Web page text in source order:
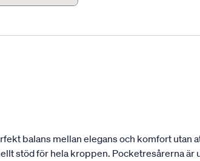
balans mellan elegans och komfort utan
stöd för hela kroppen. Pocketresårerna är